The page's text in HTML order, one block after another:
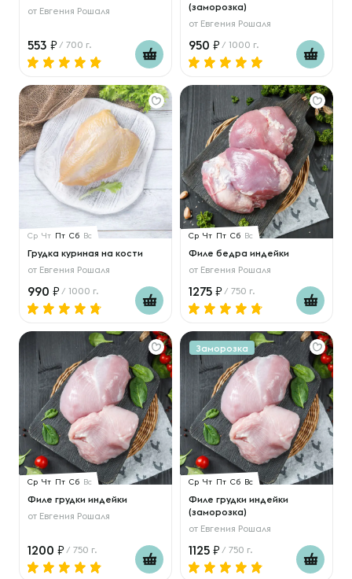
от Евгения Рошаля
553 / 700 г.
(заморозка)
от Евгения Рошаля
950 / 1000 г.
Ср Чт Пт Сб Вс
Грудка куриная на кости
от Евгения Рошаля
990 / 1000 г.
Ср Чт Пт Сб Вс
Филе бедра индейки
от Евгения Рошаля
1275 / 750 г.
Ср Чт Пт Сб Вс
Филе грудки индейки
от Евгения Рошаля
1200 / 750 г.
Заморозка
Ср Чт Пт Сб Вс
Филе грудки индейки
(заморозка)
от Евгения Рошаля
1125 / 750 г.